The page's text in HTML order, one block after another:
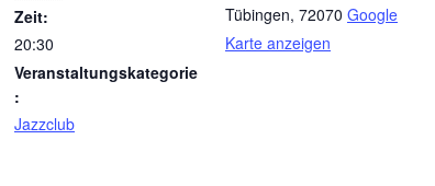
Zeit:
20:30
Veranstaltungskategorie
:
Jazzclub
Tübingen, 72070 Google
Karte anzeigen